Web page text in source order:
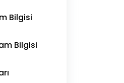
Bilgisi
Bilgisi